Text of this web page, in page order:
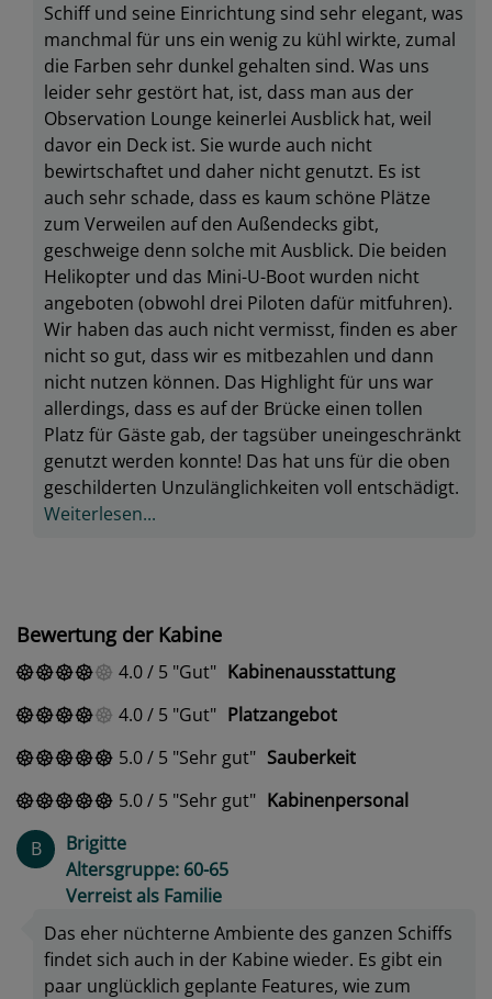
Schiff und seine Einrichtung sind sehr elegant, was
manchmal für uns ein wenig zu kühl wirkte, zumal
die Farben sehr dunkel gehalten sind. Was uns
leider sehr gestört hat, ist, dass man aus der
Observation Lounge keinerlei Ausblick hat, weil
davor ein Deck ist. Sie wurde auch nicht
bewirtschaftet und daher nicht genutzt. Es ist
auch sehr schade, dass es kaum schöne Plätze
zum Verweilen auf den Außendecks gibt,
geschweige denn solche mit Ausblick. Die beiden
Helikopter und das Mini-U-Boot wurden nicht
angeboten (obwohl drei Piloten dafür mitfuhren).
Wir haben das auch nicht vermisst, finden es aber
nicht so gut, dass wir es mitbezahlen und dann
nicht nutzen können. Das Highlight für uns war
allerdings, dass es auf der Brücke einen tollen
Platz für Gäste gab, der tagsüber uneingeschränkt
genutzt werden konnte! Das hat uns für die oben
geschilderten Unzulänglichkeiten voll entschädigt.
Weiterlesen...
Bewertung der Kabine
4.0/ 5 Gut
Kabinenausstattung
4.0/ 5 Gut
Platzangebot
5.0/ 5 Sehr gut
Sauberkeit
5.0/ 5 Sehr gut
Kabinenpersonal
B
Brigitte
Altersgruppe: 60-65
Verreist als Familie
Das eher nüchterne Ambiente des ganzen Schiffs
findet sich auch in der Kabine wieder. Es gibt ein
paar unglücklich geplante Features, wie zum